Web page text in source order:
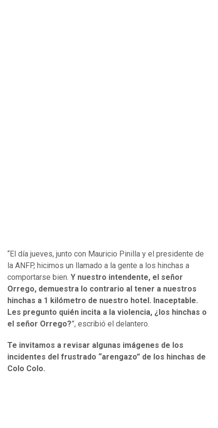
“El día jueves, junto con Mauricio Pinilla y el presidente de
la ANFP, hicimos un llamado a la gente a los hinchas a
comportarse bien. Y nuestro intendente, el señor
Orrego, demuestra lo contrario al tener a nuestros
hinchas a 1 kilómetro de nuestro hotel. Inaceptable.
Les pregunto quién incita a la violencia, ¿los hinchas o
el señor Orrego?”, escribió el delantero.
Te invitamos a revisar algunas imágenes de los
incidentes del frustrado “arengazo” de los hinchas de
Colo Colo.